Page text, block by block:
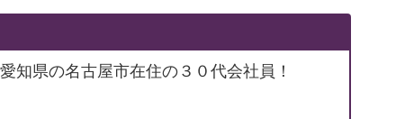
知県の名古屋市在住の３０代会社員！